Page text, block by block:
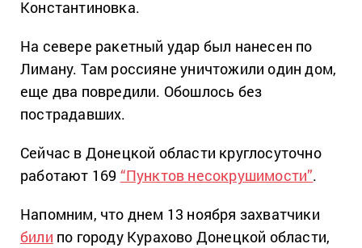
Константиновка.
На севере ракетный удар был нанесен по
Лиману. Там россияне уничтожили один дом,
еще два повредили. Обошлось без
пострадавших.
Сейчас в Донецкой области круглосуточно
работают 169 “Пунктов несокрушимости”.
Напомним, что днем ​​13 ноября захватчики
били по городу Курахово Донецкой области,